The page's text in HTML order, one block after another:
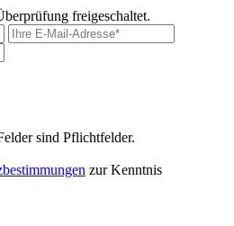
freigeschaltet.
sind Pflichtfelder.
zur Kenntnis